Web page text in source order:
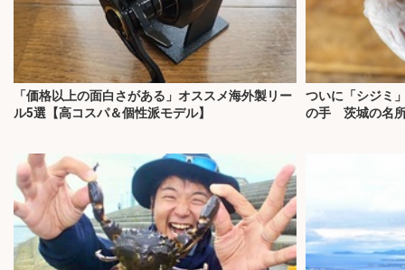
「価格以上の面白さがある」オススメ海外製リー
ル5選【高コスパ＆個性派モデル】
ついに「シジミ
の手 茨城の名